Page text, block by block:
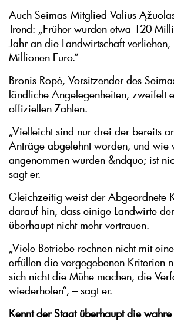
Auch Seimas-Mitglied Valius
Trend: „Früher wurden etwa 120
Jahr an die Landwirtschaft
Millionen Euro.“
Bronis Ropė, Vorsitzender des
ländliche Angelegenheiten, zweifelt
offiziellen Zahlen.
„Vielleicht sind nur drei der bereits
Anträge abgelehnt worden, und wie
angenommen wurden &ndquo; ist
sagt er.
Gleichzeitig weist der Abgeordnete
darauf hin, dass einige Landwirte
überhaupt nicht mehr vertrauen.
„Viele Betriebe rechnen nicht mit
erfüllen die vorgegebenen Kriterien
sich nicht die Mühe machen, die
wiederholen“, – sagt er.
Kennt der Staat überhaupt die